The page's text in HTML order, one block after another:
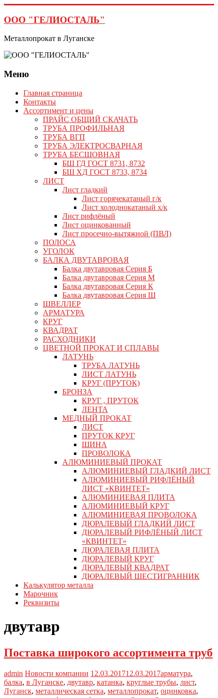
к
содержимому
ООО "ГЕЛИОСТАЛЬ"
Металлопрокат в Луганске
Меню
Главная страница
Контакты
Ассортимент и цены
ПРАЙС ОБЩИЙ СКАЧАТЬ
ТРУБА ПРОФИЛЬНАЯ
ТРУБА ВГП
ТРУБА ЭЛЕКТРОСВАРНАЯ
ТРУБА БЕСШОВНАЯ
БШ ГД ГОСТ 8731, 8732
БШ ХД ГОСТ 8733, 8734
ЛИСТ
Лист гладкий
Лист горячекатаный г/к
Лист холоднокатаный х/к
Лист рифлёный
Лист оцинкованный
Лист просечно-вытяжной (ПВЛ)
ПОЛОСА
УГОЛОК
БАЛКА ДВУТАВРОВАЯ
Балка двутавровая Серия Б
Балка двутавровая Серия М
Балка двутавровая Серия К
Балка двутавровая Серия Ш
ШВЕЛЛЕР
АРМАТУРА
КРУГ
КВАДРАТ
РАСХОДНИКИ
ЦВЕТНОЙ ПРОКАТ И СПЛАВЫ
ЛАТУНЬ
ТРУБА ЛАТУНЬ
ЛИСТ ЛАТУНЬ
КРУГ (ПРУТОК)
БРОНЗА
КРУГ , ПРУТОК
ЛЕНТА
МЕДНЫЙ ПРОКАТ
ЛИСТ
ПРУТОК КРУГ
ШИНА
ПРОВОЛОКА
АЛЮМИНИЕВЫЙ ПРОКАТ
АЛЮМИНИЕВЫЙ ГЛАДКИЙ ЛИСТ
АЛЮМИНИЕВЫЙ РИФЛЁНЫЙ
ЛИСТ «КВИНТЕТ»
АЛЮМИНИЕВАЯ ПЛИТА
АЛЮМИНИЕВЫЙ КРУГ
АЛЮМИНИЕВАЯ ПРОВОЛОКА
ДЮРАЛЕВЫЙ ГЛАДКИЙ ЛИСТ
ДЮРАЛЕВЫЙ РИФЛЁНЫЙ ЛИСТ
«КВИНТЕТ»
ДЮРАЛЕВАЯ ПЛИТА
ДЮРАЛЕВЫЙ КРУГ
ДЮРАЛЕВЫЙ КВАДРАТ
ДЮРАЛЕВЫЙ ШЕСТИГРАННИК
Калькулятор металла
Марочник
Реквизиты
двутавр
Поставка широкого ассортимента труб
admin Новости компании 12.03.201712.03.2017арматура,
балка, в Луганске, двутавр, катанка, круглые трубы, лист,
Луганск, металлическая сетка, металлопрокат, оцинковка,